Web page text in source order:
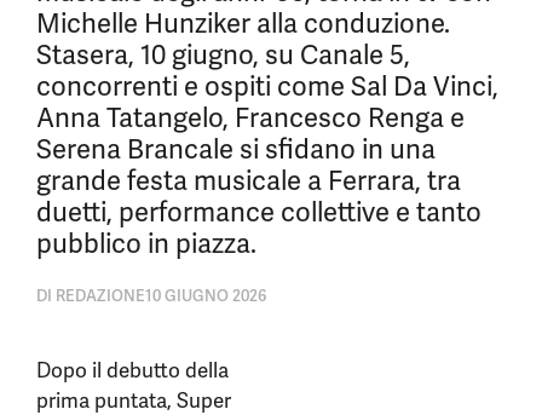
Michelle Hunziker alla conduzione.
Stasera, 10 giugno, su Canale 5,
concorrenti e ospiti come Sal Da Vinci,
Anna Tatangelo, Francesco Renga e
Serena Brancale si sfidano in una
grande festa musicale a Ferrara, tra
duetti, performance collettive e tanto
pubblico in piazza.
DI REDAZIONE10 GIUGNO 2026
Dopo il debutto della
prima puntata, Super